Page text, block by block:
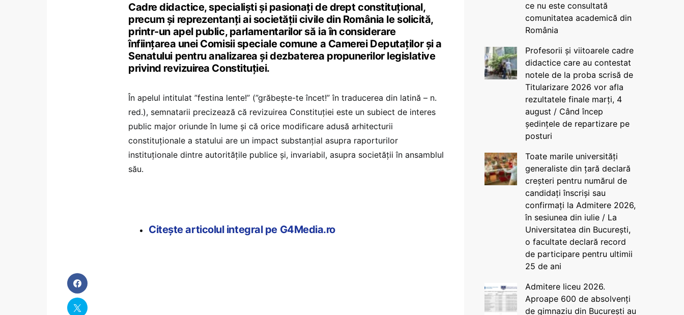
Cadre didactice, specialiști și pasionați de drept constituțional,
precum și reprezentanți ai societății civile din România le solicită,
printr-un apel public, parlamentarilor să ia în considerare
înfiinţarea unei Comisii speciale comune a Camerei Deputaţilor și a
Senatului pentru analizarea și dezbaterea propunerilor legislative
privind revizuirea Constituţiei.
În apelul intitulat ”festina lente!” (”grăbește-te încet!” în traducerea din latină – n.
red.), semnatarii precizează că revizuirea Constituției este un subiect de interes
public major oriunde în lume și că orice modificare adusă arhitecturii
constituționale a statului are un impact substanțial asupra raporturilor
instituționale dintre autoritățile publice și, invariabil, asupra societății în ansamblul
său.
Citește articolul integral pe G4Media.ro
ce nu este consultată
comunitatea academică din
România
Profesorii și viitoarele cadre
didactice care au contestat
notele de la proba scrisă de
Titularizare 2026 vor afla
rezultatele finale marți, 4
august / Când încep
ședințele de repartizare pe
posturi
Toate marile universități
generaliste din țară declară
creșteri pentru numărul de
candidați înscriși sau
confirmați la Admitere 2026,
în sesiunea din iulie / La
Universitatea din București,
o facultate declară record
de participare pentru ultimii
25 de ani
Admitere liceu 2026.
Aproape 600 de absolvenți
de gimnaziu din București au